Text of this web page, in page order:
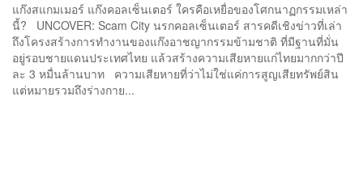
แก๊งสแกมเมอร์ แก๊งคอลเซ็นเตอร์ ใครคือเหยื่อของโศกนาฏกรรมเหล่า
นี้? UNCOVER: Scam City นรกคอลเซ็นเตอร์ สารคดีเชิงข่าวที่เล่า
ถึงโครงสร้างการทำงานของแก๊งอาชญากรรมข้ามชาติ ที่มีฐานที่มั่น
อยู่รอบชายแดนประเทศไทย แล้วสร้างความเสียหายแก่ไทยมากกว่าปี
ละ 3 หมื่นล้านบาท ความเสียหายที่ว่าไม่ใช่แค่การสูญเสียทรัพย์สิน
แต่หมายรวมถึงร่างกาย...